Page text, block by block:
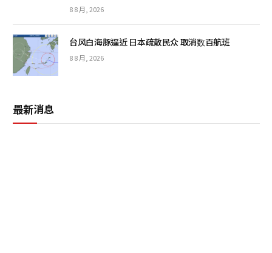
8 8 月, 2026
台风白海豚逼近 日本疏散民众 取消数百航班
8 8 月, 2026
最新消息